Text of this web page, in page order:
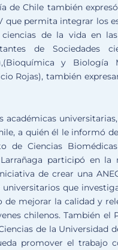
de Chile también
que permita integrar los
de la vida en
de Sociedades
y
Rojas), también
académicas
a quién él le informó
de Ciencias
participó en
de crear una
que
mejorar la calidad y
chilenos. También el
de la Universidad
promover el trabajo